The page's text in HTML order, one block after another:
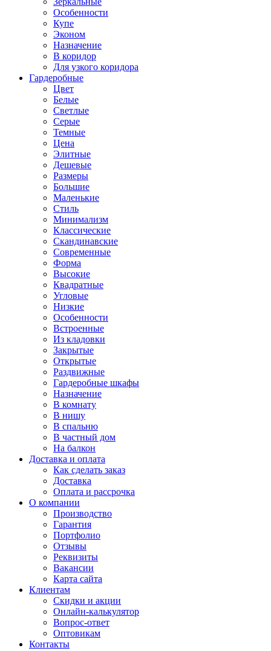
Особенности
Купе
Эконом
Назначение
В коридор
Для узкого коридора
Гардеробные
Цвет
Белые
Светлые
Серые
Темные
Цена
Элитные
Дешевые
Размеры
Большие
Маленькие
Стиль
Минимализм
Классические
Скандинавские
Современные
Форма
Высокие
Квадратные
Угловые
Низкие
Особенности
Встроенные
Из кладовки
Закрытые
Открытые
Раздвижные
Гардеробные шкафы
Назначение
В комнату
В нишу
В спальню
В частный дом
На балкон
Доставка и оплата
Как сделать заказ
Доставка
Оплата и рассрочка
О компании
Производство
Гарантия
Портфолио
Отзывы
Реквизиты
Вакансии
Карта сайта
Клиентам
Скидки и акции
Онлайн-калькулятор
Вопрос-ответ
Оптовикам
Контакты